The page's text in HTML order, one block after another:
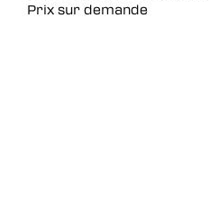
Prix sur demande